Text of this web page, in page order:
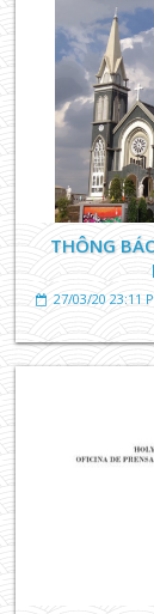
TIN TỨC GIÁO
GIÁO XỨ
26/07/23
THÁNH LỄ
NĂM TẾT
THÔNG
27/03/20 23:11